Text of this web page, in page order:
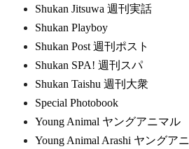
Shukan Jitsuwa 週刊実話
Shukan Playboy
Shukan Post 週刊ポスト
Shukan SPA! 週刊スパ
Shukan Taishu 週刊大衆
Special Photobook
Young Animal ヤングアニマル
Young Animal Arashi ヤングア